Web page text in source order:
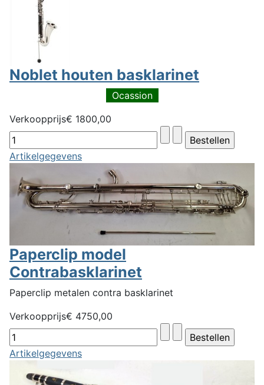
Noblet houten basklarinet
Ocassion
Verkoopprijs€ 1800,00
Artikelgegevens
Paperclip model
Contrabasklarinet
Paperclip metalen contra basklarinet
Verkoopprijs€ 4750,00
Artikelgegevens